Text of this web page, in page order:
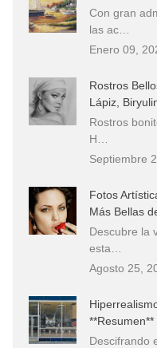
Con gran
las ac…
Enero 09,
Rostros
Lápiz,
Rostros
H…
Septiembre
Fotos
Más Bellas
Descubre la
esta…
Agosto 25,
**Resumen**
Descifrando